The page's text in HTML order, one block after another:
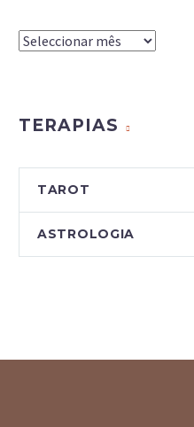
Arquivo
TERAPIAS
TAROT
ASTROLOGIA